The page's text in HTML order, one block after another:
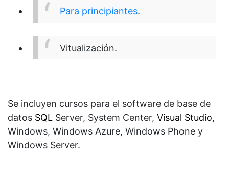
Para principiantes.
Vitualización.
Se incluyen cursos para el software de base de
datos SQL Server, System Center, Visual Studio,
Windows, Windows Azure, Windows Phone y
Windows Server.